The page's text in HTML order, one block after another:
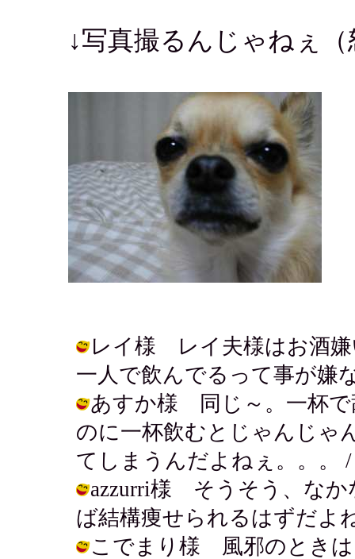
↓写真撮るんじゃねぇ（
レイ様 レイ夫様はお酒嫌
一人で飲んでるって事が嫌
あすか様 同じ～。一杯で
のに一杯飲むとじゃんじゃ
てしまうんだよねぇ。。。 /
azzurri様 そうそう、なか
ば結構痩せられるはずだよ
こでまり様 風邪のときは